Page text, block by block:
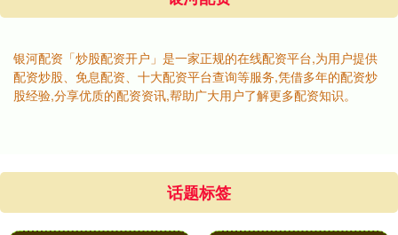
银河配资「炒股配资开户」是一家正规的在线配资平台,为用户提供
配资炒股、免息配资、十大配资平台查询等服务,凭借多年的配资炒
股经验,分享优质的配资资讯,帮助广大用户了解更多配资知识。
话题标签